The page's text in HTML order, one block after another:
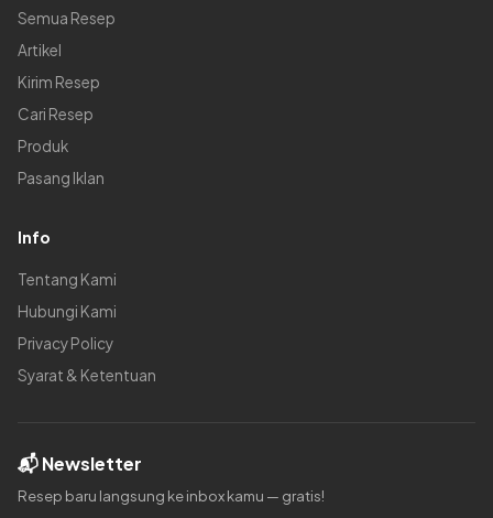
Semua Resep
Artikel
Kirim Resep
Cari Resep
Produk
Pasang Iklan
Info
Tentang Kami
Hubungi Kami
Privacy Policy
Syarat & Ketentuan
📬 Newsletter
Resep baru langsung ke inbox kamu — gratis!